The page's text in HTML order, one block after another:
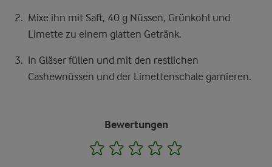
Mixe ihn mit Saft, 40 g Nüssen, Grünkohl und
Limette zu einem glatten Getränk.
In Gläser füllen und mit den restlichen
Cashewnüssen und der Limettenschale garnieren.
Bewertungen
1 2 3 4